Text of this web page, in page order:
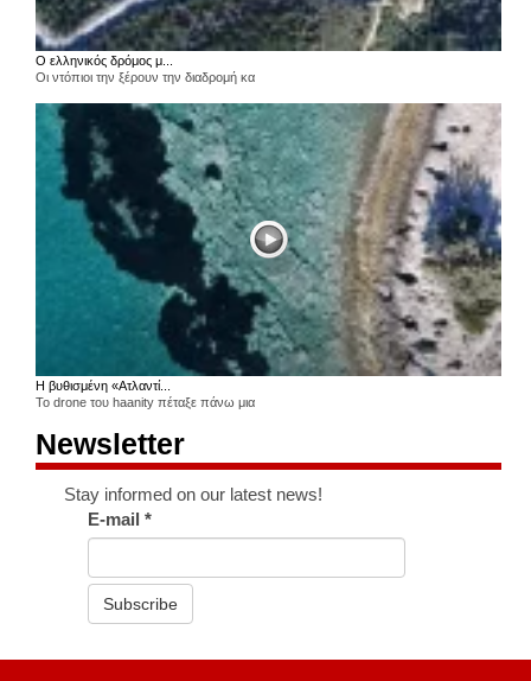
Ο ελληνικός δρόμος μ...
Οι ντόπιοι την ξέρουν την διαδρομή κα
Η βυθισμένη «Ατλαντί...
Το drone του haanity πέταξε πάνω μια
Newsletter
Stay informed on our latest news!
E-mail*
Subscribe